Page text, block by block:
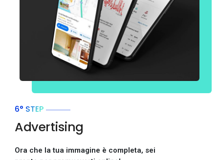
6° STEP
Advertising
Ora che la tua immagine è completa, sei